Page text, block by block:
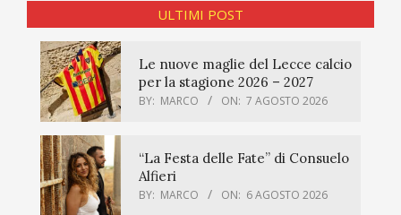
ULTIMI POST
Le nuove maglie del Lecce calcio
per la stagione 2026 – 2027
BY: MARCO ON: 7 AGOSTO 2026
“La Festa delle Fate” di Consuelo
Alfieri
BY: MARCO ON: 6 AGOSTO 2026